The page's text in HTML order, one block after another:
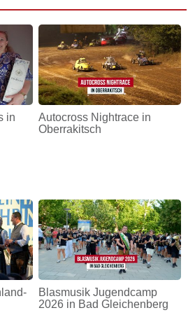
in
Autocross Nightrace in
Oberrakitsch
Blasmusik Jugendcamp
2026 in Bad Gleichenberg